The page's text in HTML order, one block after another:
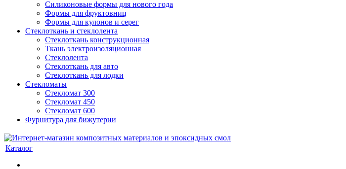
Силиконовые формы для нового года
Формы для фруктовниц
Формы для кулонов и серег
Стеклоткань и стеклолента
Стеклоткань конструкционная
Ткань электроизоляционная
Стеклолента
Стеклоткань для авто
Стеклоткань для лодки
Стекломаты
Стекломат 300
Стекломат 450
Стекломат 600
Фурнитура для бижутерии
Каталог